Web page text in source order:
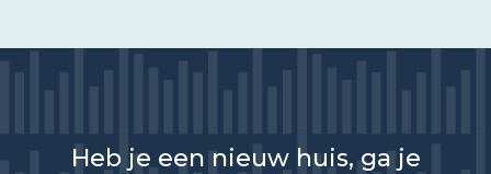
Heb je een nieuw huis, ga je